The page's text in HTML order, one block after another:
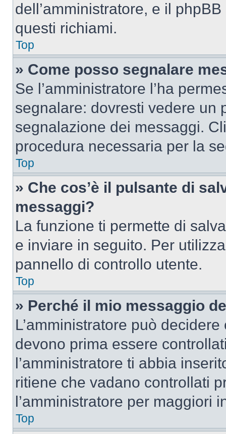
dell’amministratore, e il
questi richiami.
Top
» Come posso segnalare
Se l’amministratore l’ha
segnalare: dovresti vedere un
segnalazione dei messaggi.
procedura necessaria per la
Top
» Che cos’è il pulsante di
messaggi?
La funzione ti permette di
e inviare in seguito. Per
pannello di controllo utente.
Top
» Perché il mio messaggio
L’amministratore può
devono prima essere
l’amministratore ti abbia
ritiene che vadano controllati
l’amministratore per maggiori
Top